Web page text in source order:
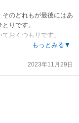
のどれもが最後にはあ
りです。
おくつもりです。
いけるって事は、私の
もっとみる▼
2023年11月29日